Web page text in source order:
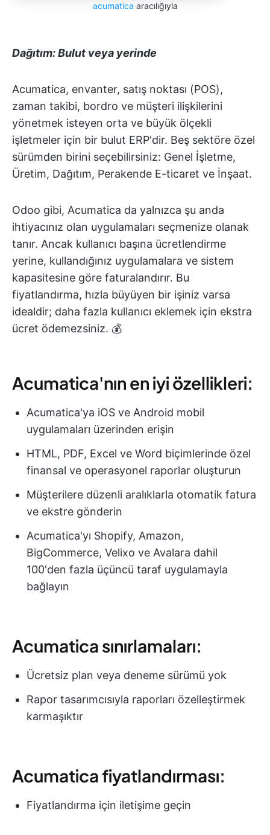
acumatica aracılığıyla
Dağıtım: Bulut veya yerinde
Acumatica, envanter, satış noktası (POS),
zaman takibi, bordro ve müşteri ilişkilerini
yönetmek isteyen orta ve büyük ölçekli
işletmeler için bir bulut ERP'dir. Beş sektöre özel
sürümden birini seçebilirsiniz: Genel İşletme,
Üretim, Dağıtım, Perakende E-ticaret ve İnşaat.
Odoo gibi, Acumatica da yalnızca şu anda
ihtiyacınız olan uygulamaları seçmenize olanak
tanır. Ancak kullanıcı başına ücretlendirme
yerine, kullandığınız uygulamalara ve sistem
kapasitesine göre faturalandırır. Bu
fiyatlandırma, hızla büyüyen bir işiniz varsa
idealdir; daha fazla kullanıcı eklemek için ekstra
ücret ödemezsiniz. 💰
Acumatica'nın en iyi özellikleri:
Acumatica'ya iOS ve Android mobil
uygulamaları üzerinden erişin
HTML, PDF, Excel ve Word biçimlerinde özel
finansal ve operasyonel raporlar oluşturun
Müşterilere düzenli aralıklarla otomatik fatura
ve ekstre gönderin
Acumatica'yı Shopify, Amazon,
BigCommerce, Velixo ve Avalara dahil
100'den fazla üçüncü taraf uygulamayla
bağlayın
Acumatica sınırlamaları:
Ücretsiz plan veya deneme sürümü yok
Rapor tasarımcısıyla raporları özelleştirmek
karmaşıktır
Acumatica fiyatlandırması:
Fiyatlandırma için iletişime geçin